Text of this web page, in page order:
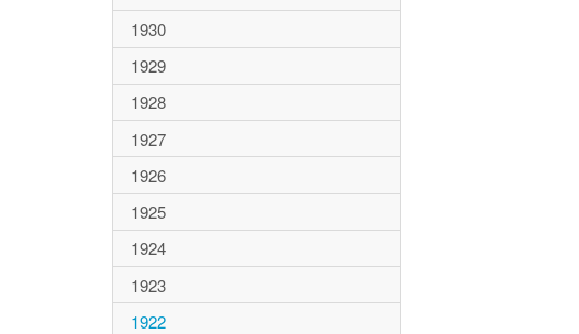
1930
1929
1928
1927
1926
1925
1924
1923
1922